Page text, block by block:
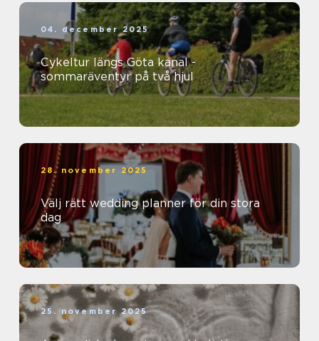
04. december 2025
Cykeltur längs Göta kanal -
sommaräventyr på två hjul
28. november 2025
Välj rätt wedding planner för din stora
dag
25. november 2025